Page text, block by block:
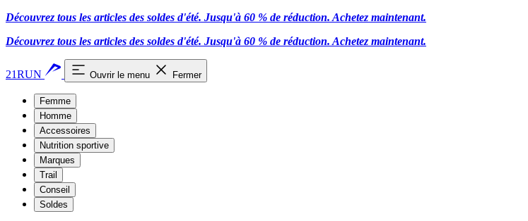
Découvrez tous les articles des soldes d'été. Jusqu'à 60 % de réduction. Achetez maintenant.
Découvrez tous les articles des soldes d'été. Jusqu'à 60 % de réduction. Achetez maintenant.
21RUN Ouvrir le menu Fermer
Femme
Homme
Accessoires
Nutrition sportive
Marques
Trail
Conseil
Soldes